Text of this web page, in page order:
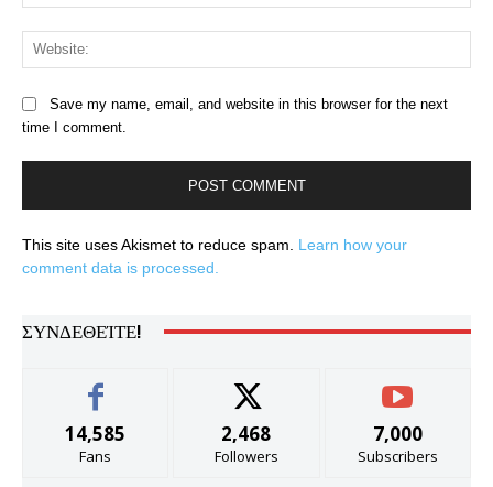
Save my name, email, and website in this browser for the next
time I comment.
This site uses Akismet to reduce spam. Learn how your
comment data is processed.
ΣΥΝΔΕΘΕΊΤΕ!
14,585
Fans
2,468
Followers
7,000
Subscribers